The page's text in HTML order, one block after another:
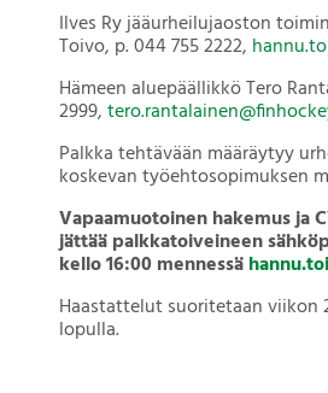
Ilves Ry jääurheilujaoston
Toivo, p. 044 755 2222,
Hämeen aluepäällikkö Tero
2999,
Palkka tehtävään määräytyy
koskevan työehtosopimuksen
Vapaamuotoinen hakemus ja
jättää palkkatoiveineen
kello 16:00 mennessä
Haastattelut suoritetaan viikon
lopulla.